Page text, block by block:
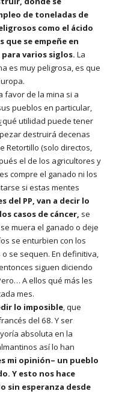
de toneladas de
como el ácido
se empeñe en
varios siglos. La
es muy peligrosa, es que
favor de la mina si a
pueblos en particular,
utilidad puede tener
destruirá decenas
Retortillo (solo directos,
el de los agricultores y
compre el ganado ni los
si estas mentes
del PP, van a decir lo
casos de cáncer, se
muera el ganado o deje
se enturbien con los
se sequen. En definitiva,
siguen diciendo
A ellos qué más les
mes.
lo imposible, que
del 68. Y ser
absoluta en la
así lo han
mi opinión– un pueblo
Y esto nos hace
sin esperanza desde